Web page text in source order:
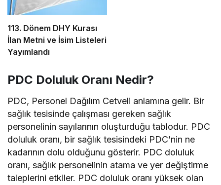
113. Dönem DHY Kurası
İlan Metni ve İsim Listeleri
Yayımlandı
PDC Doluluk Oranı Nedir?
PDC, Personel Dağılım Cetveli anlamına gelir. Bir
sağlık tesisinde çalışması gereken sağlık
personelinin sayılarının oluşturduğu tablodur. PDC
doluluk oranı, bir sağlık tesisindeki PDC’nin ne
kadarının dolu olduğunu gösterir. PDC doluluk
oranı, sağlık personelinin atama ve yer değiştirme
taleplerini etkiler. PDC doluluk oranı yüksek olan